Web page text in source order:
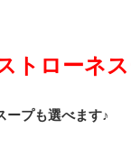
トローネ
ープも選べます♪